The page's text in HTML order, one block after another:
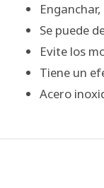
Se puede
Evite los
Tiene un
Acero